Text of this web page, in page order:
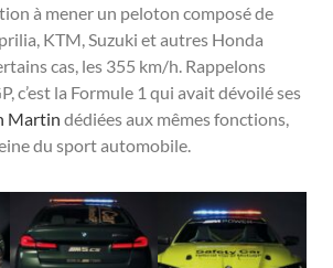
à mener un peloton composé de
KTM, Suzuki et autres Honda
cas, les 355 km/h. Rappelons
c’est la Formule 1 qui avait dévoilé ses
Martin dédiées aux mêmes fonctions,
du sport automobile.